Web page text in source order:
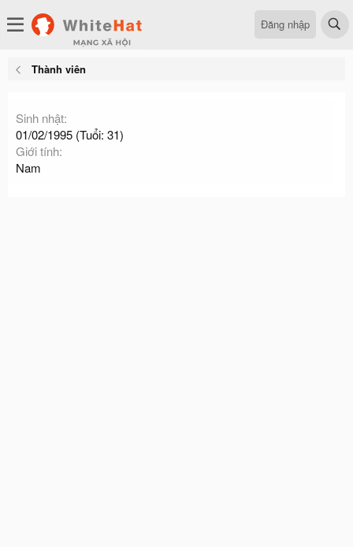
Đăng nhập
Thành viên
Sinh nhật
01/02/1995 (Tuổi: 31)
Giới tính
Nam